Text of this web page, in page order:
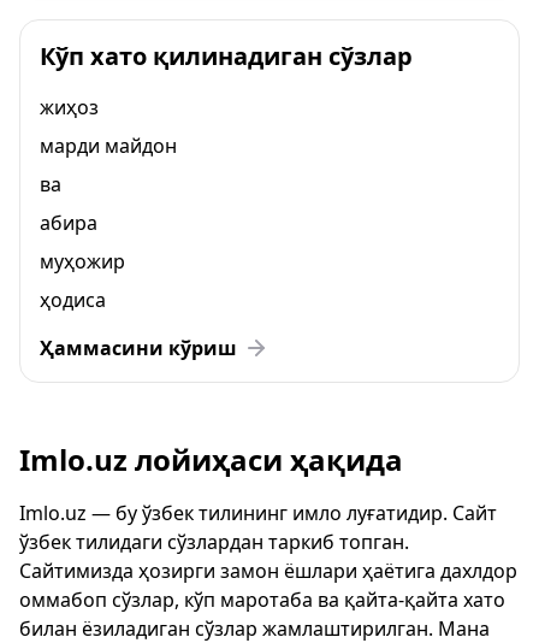
Кўп хато қилинадиган сўзлар
жиҳоз
марди майдон
ва
абира
муҳожир
ҳодиса
Ҳаммасини кўриш
Imlo.uz лойиҳаси ҳақида
Imlo.uz — бу ўзбек тилининг имло луғатидир. Сайт
ўзбек тилидаги сўзлардан таркиб топган.
Сайтимизда ҳозирги замон ёшлари ҳаётига дахлдор
оммабоп сўзлар, кўп маротаба ва қайта-қайта хато
билан ёзиладиган сўзлар жамлаштирилган. Мана